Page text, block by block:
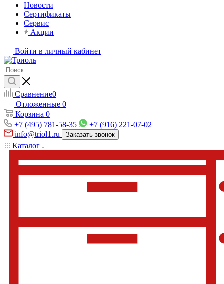
Новости
Сертификаты
Сервис
Акции
Войти в личный кабинет
Сравнение0
Отложенные 0
Корзина 0
+7 (495) 781-58-35
+7 (916) 221-07-02
info@triol1.ru
Заказать звонок
Каталог